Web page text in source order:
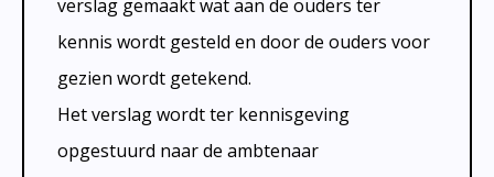
verslag gemaakt wat aan de ouders ter
kennis wordt gesteld en door de ouders voor
gezien wordt getekend.
Het verslag wordt ter kennisgeving
opgestuurd naar de ambtenaar